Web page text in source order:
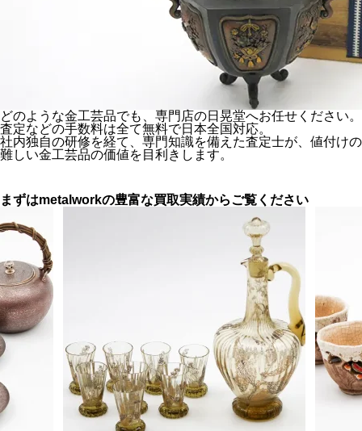
どのような金工芸品でも、専門店の日晃堂へお任せください。
査定などの手数料は全て無料で日本全国対応。
社内独自の研修を経て、専門知識を備えた査定士が、値付けの
難しい金工芸品の価値を目利きします。
まずはmetalworkの豊富な買取実績からご覧ください